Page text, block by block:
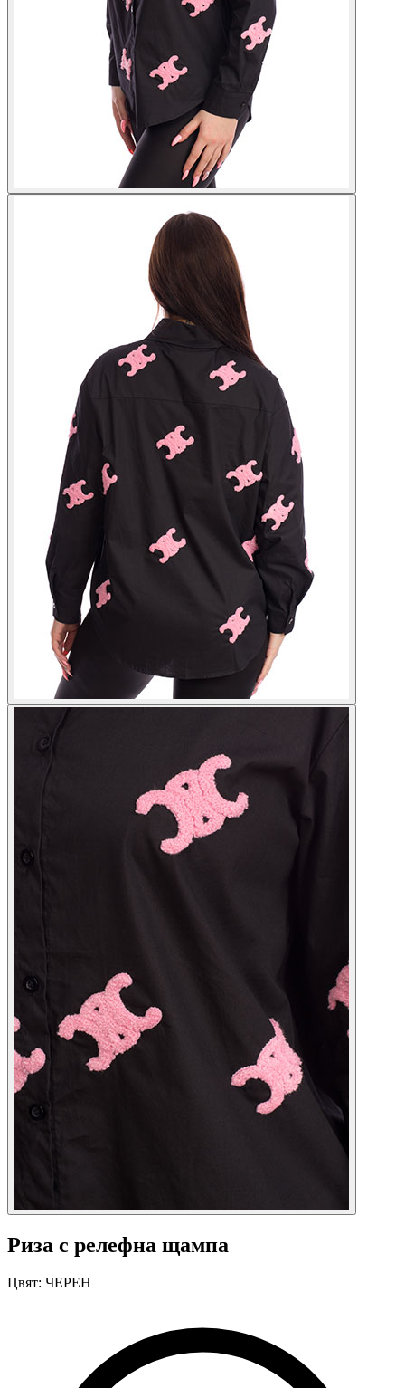
Риза с релефна щампа
Цвят: ЧЕРЕН